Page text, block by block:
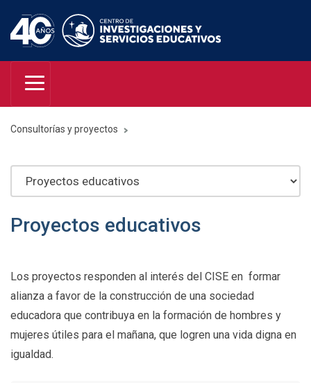
Consultorías y proyectos
Proyectos educativos
Los proyectos responden al interés del CISE en formar
alianza a favor de la construcción de una sociedad
educadora que contribuya en la formación de hombres y
mujeres útiles para el mañana, que logren una vida digna en
igualdad.